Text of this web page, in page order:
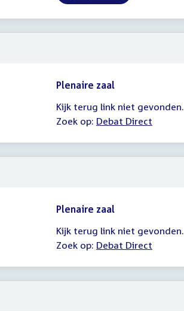
Plenaire zaal
Kijk terug link niet gevonden.
Zoek op: Debat Direct
Plenaire zaal
Kijk terug link niet gevonden.
Zoek op: Debat Direct